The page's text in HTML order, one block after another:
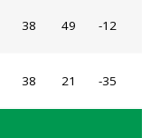
38 49 -12
38 21 -35